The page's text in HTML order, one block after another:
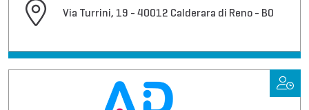
Via Turrini, 19 - 40012 Calderara di Reno - BO